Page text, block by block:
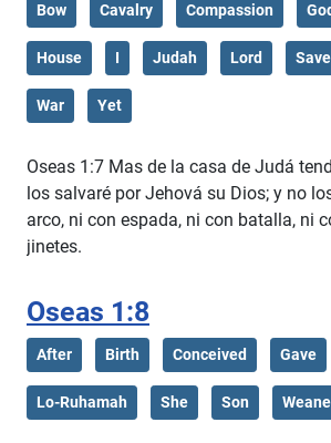
Bow Cavalry Compassion
House I Judah Lord Save
War Yet
Oseas 1:7 Mas de la casa de Judá
los salvaré por Jehová su Dios; y no
arco, ni con espada, ni con batalla, ni
jinetes.
Oseas 1:8
After Birth Conceived Gave
Lo-Ruhamah She Son